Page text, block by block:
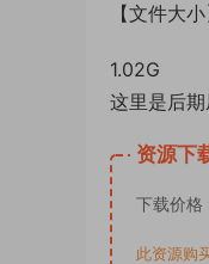
【文件大小
1.02G
这里是后
资源下
下载价格
此资源购